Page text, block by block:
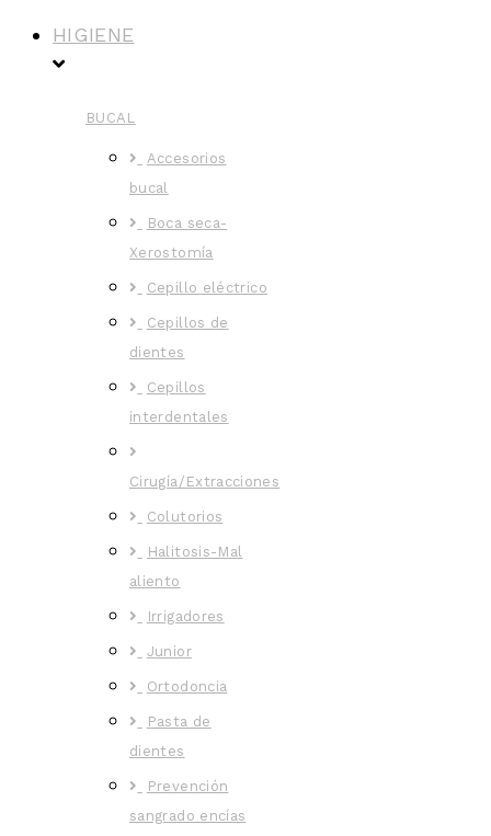
HIGIENE
BUCAL
Accesorios
bucal
Boca seca-
Xerostomía
Cepillo eléctrico
Cepillos de
dientes
Cepillos
interdentales
Cirugía/Extracciones
Colutorios
Halitosis-Mal
aliento
Irrigadores
Junior
Ortodoncia
Pasta de
dientes
Prevención
sangrado encías